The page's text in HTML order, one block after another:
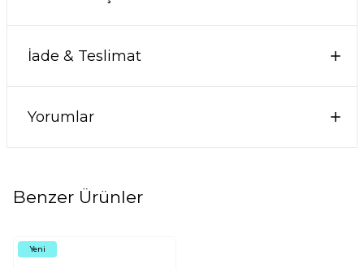
İade & Teslimat
Yorumlar
Benzer Ürünler
Yeni